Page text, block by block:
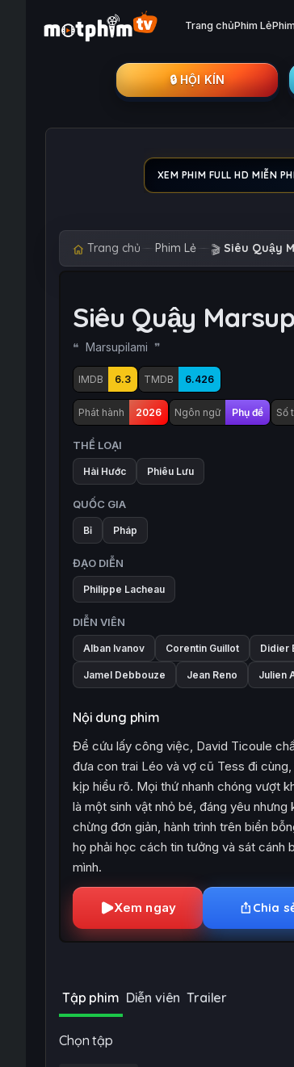
Trang chủPhim Lẻ
🔒︎ HỘI KÍN
XEM PHIM FULL HD MIỄN
Trang chủ Phim Lẻ 🎬 Siêu Quậy
Siêu Quậy
Marsupilami
IMDB 6.3 TMDB 6.426
Phát hành 2026 Ngôn ngữ Phụ đề Số
THỂ LOẠI
Hài Hước Phiêu Lưu
QUỐC GIA
Bỉ Pháp
ĐẠO DIỄN
Philippe Lacheau
DIỄN VIÊN
Alban Ivanov Corentin Guillot Didier
Jamel Debbouze Jean Reno Julien
Nội dung phim
Để cứu lấy công việc, David Ticoule
đưa con trai Léo và vợ cũ Tess đi
kịp hiểu rõ. Mọi thứ nhanh chóng vượt
là một sinh vật nhỏ bé, đáng yêu
chừng đơn giản, hành trình trên biển
họ phải học cách tin tưởng và sát cánh
mình.
Xem ngay Chia
Tập phim Diễn viên Trailer
Chọn tập